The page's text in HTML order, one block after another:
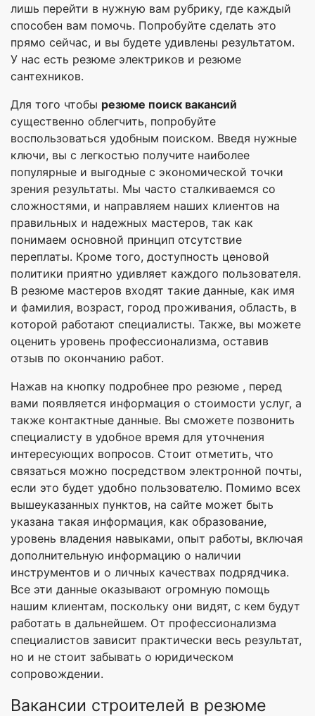
лишь перейти в нужную вам рубрику, где каждый
способен вам помочь. Попробуйте сделать это
прямо сейчас, и вы будете удивлены результатом.
У нас есть резюме электриков и резюме
сантехников.
Для того чтобы резюме поиск вакансий
существенно облегчить, попробуйте
воспользоваться удобным поиском. Введя нужные
ключи, вы с легкостью получите наиболее
популярные и выгодные с экономической точки
зрения результаты. Мы часто сталкиваемся со
сложностями, и направляем наших клиентов на
правильных и надежных мастеров, так как
понимаем основной принцип отсутствие
переплаты. Кроме того, доступность ценовой
политики приятно удивляет каждого пользователя.
В резюме мастеров входят такие данные, как имя
и фамилия, возраст, город проживания, область, в
которой работают специалисты. Также, вы можете
оценить уровень профессионализма, оставив
отзыв по окончанию работ.
Нажав на кнопку подробнее про резюме , перед
вами появляется информация о стоимости услуг, а
также контактные данные. Вы сможете позвонить
специалисту в удобное время для уточнения
интересующих вопросов. Стоит отметить, что
связаться можно посредством электронной почты,
если это будет удобно пользователю. Помимо всех
вышеуказанных пунктов, на сайте может быть
указана такая информация, как образование,
уровень владения навыками, опыт работы, включая
дополнительную информацию о наличии
инструментов и о личных качествах подрядчика.
Все эти данные оказывают огромную помощь
нашим клиентам, поскольку они видят, с кем будут
работать в дальнейшем. От профессионализма
специалистов зависит практически весь результат,
но и не стоит забывать о юридическом
сопровождении.
Вакансии строителей в резюме